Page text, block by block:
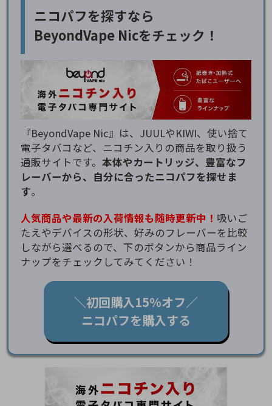
ニコパフを探すなら
BeyondVape Nicをチェック！
『BeyondVape Nic』は、JUULやKIWI、使い捨て
電子タバコなど、ニコチン入りの商品を取り扱う
通販サイトです。 本体やカートリッジ、豊富なフ
レーバーから、自分に合ったニコパフを探せま
す。
人気商品や最新の入荷情報も随時更新中！ 吸いご
たえやデバイスの形状、好みのフレーバーを比較
しながら選べるので、下のボタンから商品ライン
ナップをチェックしてみてください！
＼初回購入15％オフ／
ニコパフを購入する